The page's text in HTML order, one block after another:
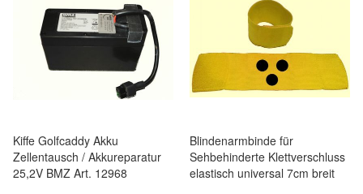
Kiffe Golfcaddy Akku
Zellentausch / Akkureparatur
25,2V BMZ Art. 12968
Blindenarmbinde für
Sehbehinderte Klettverschluss
elastisch universal 7cm breit